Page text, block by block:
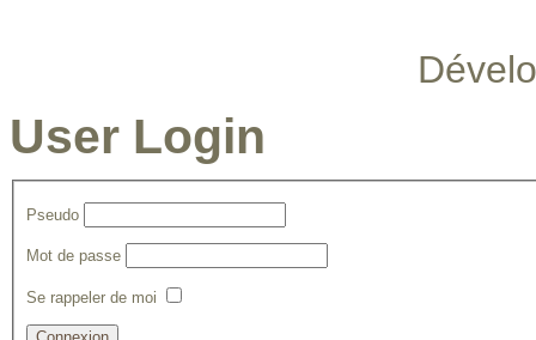
User Login
Pseudo
Mot de passe
Se rappeler de moi